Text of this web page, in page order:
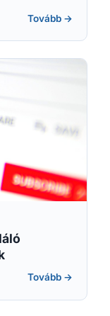
Tovább →
Tovább →